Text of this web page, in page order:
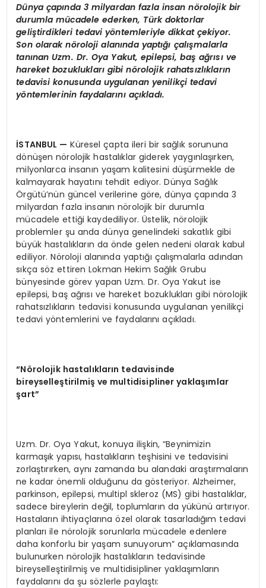
Dünya çapında 3 milyardan fazla insan nörolojik bir
durumla mücadele ederken, Türk doktorlar
geliştirdikleri tedavi yöntemleriyle dikkat çekiyor.
Son olarak nöroloji alanında yaptığı çalışmalarla
tanınan Uzm. Dr. Oya Yakut, epilepsi, baş ağrısı ve
hareket bozuklukları gibi nörolojik rahatsızlıkların
tedavisi konusunda uygulanan yenilikçi tedavi
yöntemlerinin faydalarını açıkladı.
İSTANBUL — Küresel çapta ileri bir sağlık sorununa
dönüşen nörolojik hastalıklar giderek yaygınlaşırken,
milyonlarca insanın yaşam kalitesini düşürmekle de
kalmayarak hayatını tehdit ediyor. Dünya Sağlık
Örgütü’nün güncel verilerine göre, dünya çapında 3
milyardan fazla insanın nörolojik bir durumla
mücadele ettiği kaydediliyor. Üstelik, nörolojik
problemler şu anda dünya genelindeki sakatlık gibi
büyük hastalıkların da önde gelen nedeni olarak kabul
ediliyor. Nöroloji alanında yaptığı çalışmalarla adından
sıkça söz ettiren Lokman Hekim Sağlık Grubu
bünyesinde görev yapan Uzm. Dr. Oya Yakut ise
epilepsi, baş ağrısı ve hareket bozuklukları gibi nörolojik
rahatsızlıkların tedavisi konusunda uygulanan yenilikçi
tedavi yöntemlerini ve faydalarını açıkladı.
“Nörolojik hastalıkların tedavisinde
bireyselleştirilmiş ve multidisipliner yaklaşımlar
şart”
Uzm. Dr. Oya Yakut, konuya ilişkin, “Beynimizin
karmaşık yapısı, hastalıkların teşhisini ve tedavisini
zorlaştırırken, aynı zamanda bu alandaki araştırmaların
ne kadar önemli olduğunu da gösteriyor. Alzheimer,
parkinson, epilepsi, multipl skleroz (MS) gibi hastalıklar,
sadece bireylerin değil, toplumların da yükünü artırıyor.
Hastaların ihtiyaçlarına özel olarak tasarladığım tedavi
planları ile nörolojik sorunlarla mücadele edenlere
daha konforlu bir yaşam sunuyorum” açıklamasında
bulunurken nörolojik hastalıkların tedavisinde
bireyselleştirilmiş ve multidisipliner yaklaşımların
faydalarını da şu sözlerle paylaştı: